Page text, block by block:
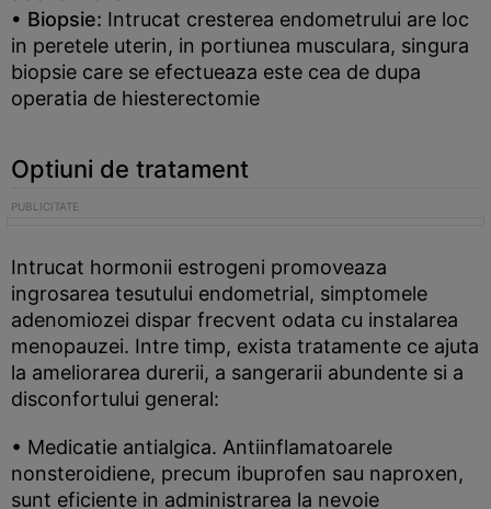
• Biopsie: Intrucat cresterea endometrului are loc
in peretele uterin, in portiunea musculara, singura
biopsie care se efectueaza este cea de dupa
operatia de hiesterectomie
Optiuni de tratament
Intrucat hormonii estrogeni promoveaza
ingrosarea tesutului endometrial, simptomele
adenomiozei dispar frecvent odata cu instalarea
menopauzei. Intre timp, exista tratamente ce ajuta
la ameliorarea durerii, a sangerarii abundente si a
disconfortului general:
• Medicatie antialgica. Antiinflamatoarele
nonsteroidiene, precum ibuprofen sau naproxen,
sunt eficiente in administrarea la nevoie